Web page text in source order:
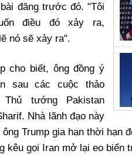
đăng trước đó. "Tôi
điều đó xảy ra,
nó sẽ xảy ra".
cho biết, ông đồng ý
sau các cuộc thảo
tướng Pakistan
Nhà lãnh đạo này
ông Trump gia hạn thời hạn
kêu gọi Iran mở lại eo biển